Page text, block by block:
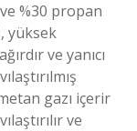
ve %30 propan
yüksek
ve yanıcı
gazı içerir
ve